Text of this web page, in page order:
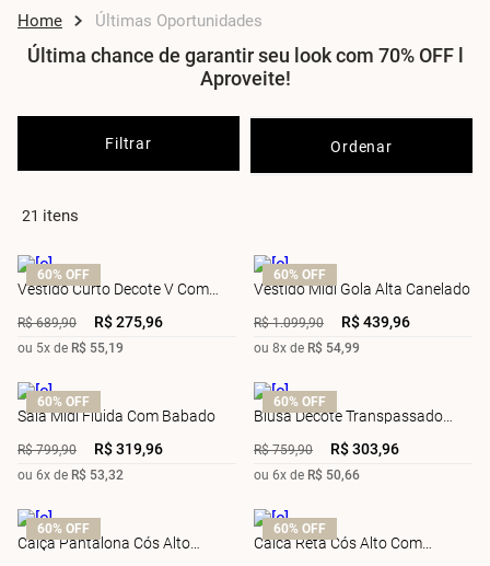
Últimas Oportunidades
Última chance de garantir seu look com 70% OFF l
Aproveite!
Filtrar
21
60% OFF
Vestido Curto Decote V Com
R$ 689,90 R$275,96
ou 5x de R$ 55,19
60% OFF
Vestido Midi Gola Alta Canelado
R$ 1.099,90 R$439,96
ou 8x de R$ 54,99
60% OFF
Saia Midi Fluida Com Babado
R$ 799,90 R$319,96
ou 6x de R$ 53,32
60% OFF
Blusa Decote Transpassado
R$ 759,90 R$303,96
ou 6x de R$ 50,66
60% OFF
Calça Pantalona Cós Alto
60% OFF
Calca Reta Cós Alto Com